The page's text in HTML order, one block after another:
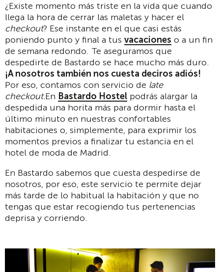
¿Existe momento más triste en la vida que cuando
llega la hora de cerrar las maletas y hacer el
checkout? Ese instante en el que casi estás
poniendo punto y final a tus vacaciones o a un fin
de semana redondo. Te aseguramos que
despedirte de Bastardo se hace mucho más duro.
¡A nosotros también nos cuesta deciros adiós!
Por eso, contamos con servicio de late
checkout.En Bastardo Hostel podrás alargar la
despedida una horita más para dormir hasta el
último minuto en nuestras confortables
habitaciones o, simplemente, para exprimir los
momentos previos a finalizar tu estancia en el
hotel de moda de Madrid.
En Bastardo sabemos que cuesta despedirse de
nosotros, por eso, este servicio te permite dejar
más tarde de lo habitual la habitación y que no
tengas que estar recogiendo tus pertenencias
deprisa y corriendo.